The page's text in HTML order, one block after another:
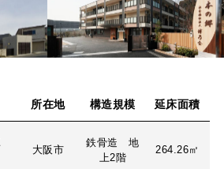
所在地 構造規模 延床面積
大阪市
鉄骨造 地
上2階
264.26㎡